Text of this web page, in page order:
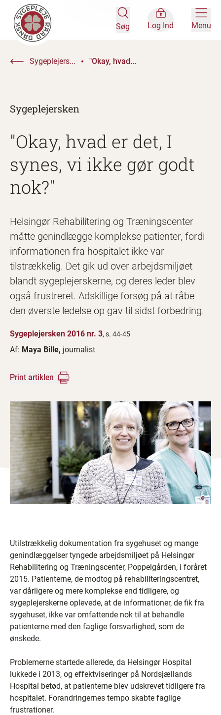
Søg Log Ind Menu
Sygeplejers... "Okay, hvad...
Sygeplejersken
"Okay, hvad er det, I
synes, vi ikke gør godt
nok?"
Helsingør Rehabilitering og Træningscenter
måtte genindlægge komplekse patienter, fordi
informationen fra hospitalet ikke var
tilstrækkelig. Det gik ud over arbejdsmiljøet
blandt sygeplejerskerne, og deres leder blev
også frustreret. Adskillige forsøg på at råbe
den øverste ledelse op gav til sidst forbedring.
Sygeplejersken 2016 nr. 3, s. 44-45
Af: Maya Bille, journalist
Print artiklen
Utilstrækkelig dokumentation fra sygehuset og mange
genindlæggelser tyngede arbejdsmiljøet på Helsingør
Rehabilitering og Træningscenter, Poppelgården, i foråret
2015. Patienterne, de modtog på rehabiliteringscentret,
var dårligere og mere komplekse end tidligere, og
sygeplejerskerne oplevede, at de informationer, de fik fra
sygehuset, ikke var omfattende nok til at behandle
patienterne med den faglige forsvarlighed, som de
ønskede.
Problemerne startede allerede, da Helsingør Hospital
lukkede i 2013, og effektviseringer på Nordsjællands
Hospital betød, at patienterne blev udskrevet tidligere fra
hospitalet. Forandringernes tempo skabte faglige
frustrationer.